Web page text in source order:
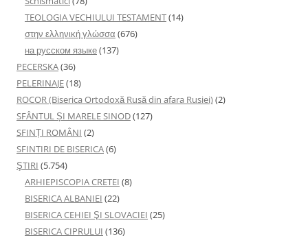
TEOLOGIA VECHIULUI TESTAMENT(14)
στην ελληνική γλώσσα (676)
на русском языке(137)
PECERSKA(36)
PELERINAJE(18)
ROCOR (Biserica Ortodoxă Rusă din afara Rusiei)(2)
SFÂNTUL ȘI MARELE SINOD(127)
SFINȚI ROMÂNI (2)
SFINTIRI DE BISERICA(6)
ŞTIRI (5.754)
ARHIEPISCOPIA CRETEI (8)
BISERICA ALBANIEI (22)
BISERICA CEHIEI ŞI SLOVACIEI (25)
BISERICA CIPRULUI (136)